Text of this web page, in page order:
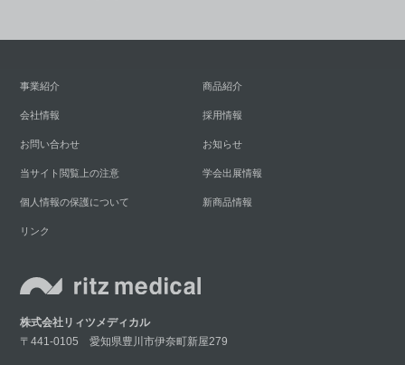
株式会社リィツメディカル
〒441-0105 愛知県豊川市伊奈町新屋279
事業紹介 商品紹介
会社情報 採用情報
お問い合わせ お知らせ
当サイト閲覧上の注意 学会出展情報
個人情報の保護について 新商品情報
リンク